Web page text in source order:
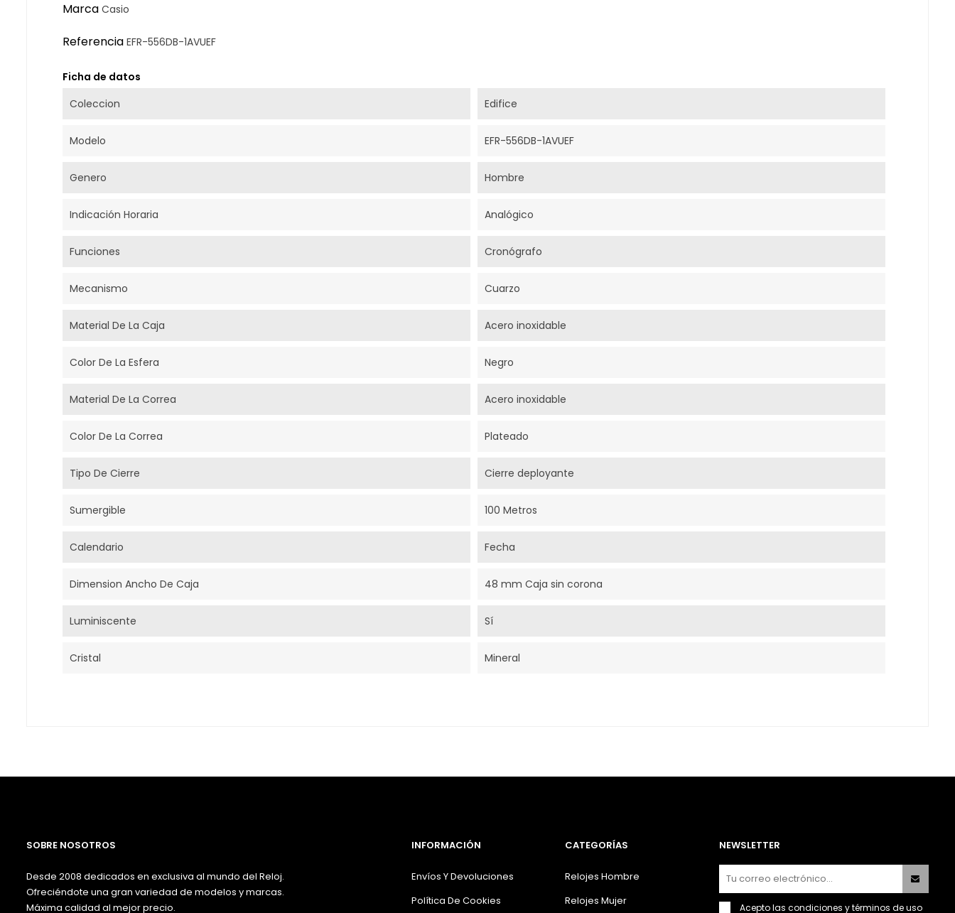
Marca Casio
Referencia EFR-556DB-1AVUEF
Ficha de datos
Coleccion
Edifice
Modelo EFR-556DB-1AVUEF
Genero Hombre
Indicación Horaria Analógico
Funciones Cronógrafo
Mecanismo Cuarzo
Material De La Caja Acero inoxidable
Color De La Esfera Negro
Material De La Correa Acero inoxidable
Color De La Correa Plateado
Tipo De Cierre Cierre deployante
Sumergible 100 Metros
Calendario Fecha
Dimension Ancho De Caja 48 mm Caja sin corona
Luminiscente Sí
Cristal Mineral
SOBRE NOSOTROS
Desde 2008 dedicados en exclusiva al mundo del Reloj.
Ofreciéndote una gran variedad de modelos y marcas.
Máxima calidad al mejor precio.
INFORMACIÓN
Envíos Y Devoluciones
Política De Cookies
CATEGORÍAS
Relojes Hombre
Relojes Mujer
NEWSLETTER
Acepto las condiciones y términos de uso